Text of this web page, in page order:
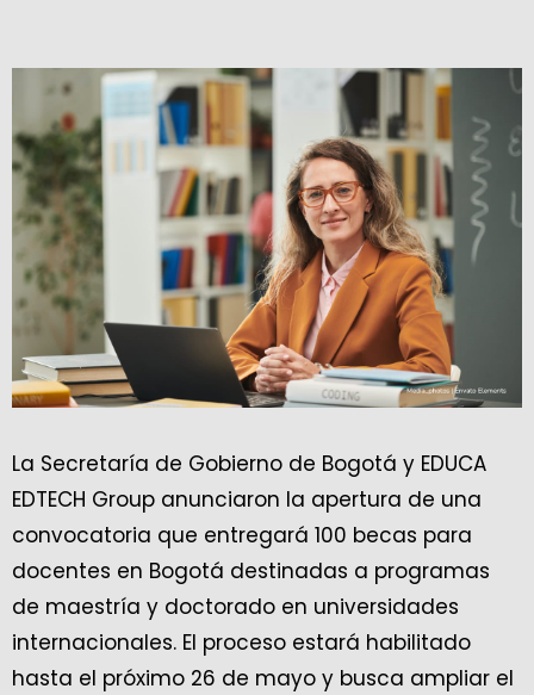
La Secretaría de Gobierno de Bogotá y EDUCA
EDTECH Group anunciaron la apertura de una
convocatoria que entregará 100 becas para
docentes en Bogotá destinadas a programas
de maestría y doctorado en universidades
internacionales. El proceso estará habilitado
hasta el próximo 26 de mayo y busca ampliar el